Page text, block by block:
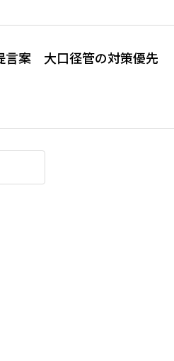
言案 大口径管の対策優先